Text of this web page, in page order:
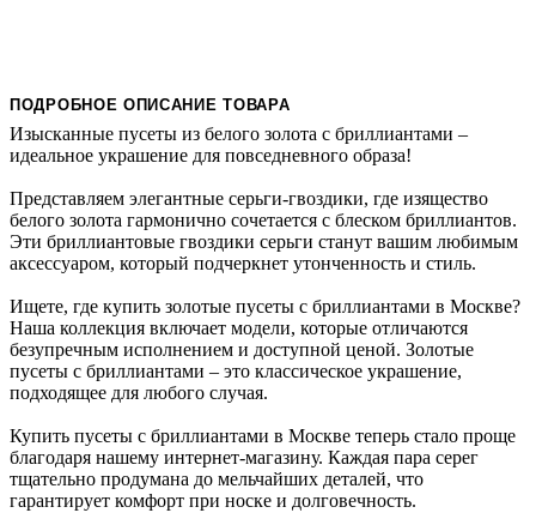
ПОДРОБНОЕ ОПИСАНИЕ ТОВАРА
Изысканные пусеты из белого золота с бриллиантами –
идеальное украшение для повседневного образа!
Представляем элегантные серьги-гвоздики, где изящество
белого золота гармонично сочетается с блеском бриллиантов.
Эти бриллиантовые гвоздики серьги станут вашим любимым
аксессуаром, который подчеркнет утонченность и стиль.
Ищете, где купить золотые пусеты с бриллиантами в Москве?
Наша коллекция включает модели, которые отличаются
безупречным исполнением и доступной ценой. Золотые
пусеты с бриллиантами – это классическое украшение,
подходящее для любого случая.
Купить пусеты с бриллиантами в Москве теперь стало проще
благодаря нашему интернет-магазину. Каждая пара серег
тщательно продумана до мельчайших деталей, что
гарантирует комфорт при носке и долговечность.